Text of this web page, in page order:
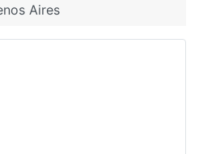
Aires